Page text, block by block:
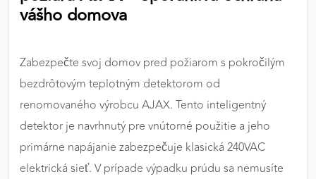
vášho domova
Zabezpečte svoj domov pred požiarom s pokročilým
bezdrôtovým teplotným detektorom od
renomovaného výrobcu AJAX. Tento inteligentný
detektor je navrhnutý pre vnútorné použitie a jeho
primárne napájanie zabezpečuje klasická 240VAC
elektrická sieť. V prípade výpadku prúdu sa nemusíte
výkon a funkčnosť našich stránok.
MARKETINGOVÉ COOKIES
Marketingové cookies sa používajú na sledovanie
správania používateľov naprieč webovými